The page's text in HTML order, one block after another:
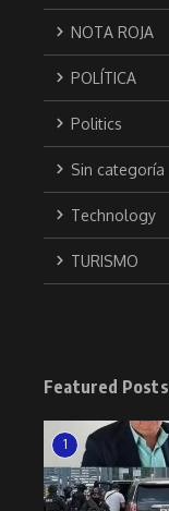
NOTA ROJA
POLÍTICA
Politics
Sin categoría
Technology
TURISMO
Featured Posts
1